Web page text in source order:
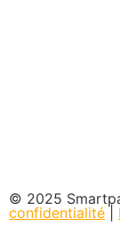
© 2025
confidentialité |